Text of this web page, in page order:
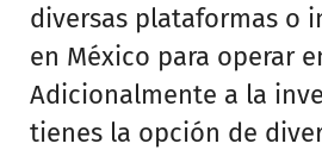
diversas plataformas o
en México para operar
Adicionalmente a la
tienes la opción de